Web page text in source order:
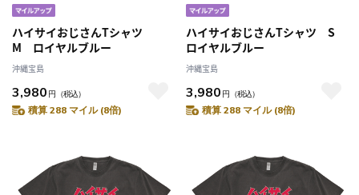
ハイサイおじさんTシャツ
M ロイヤルブルー
沖縄宝島
3,980 円 （税込）
積算 288 マイル (8倍)
ハイサイおじさんTシャツ S
ロイヤルブルー
沖縄宝島
3,980 円 （税込）
積算 288 マイル (8倍)